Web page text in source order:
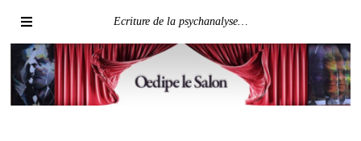
Ecriture de la psychanalyse…